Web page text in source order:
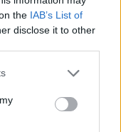
the IAB’s List of
disclose it to other
or more Google
You may click to
party tags to
in below Google
Cizeta V16T
się z urażonej